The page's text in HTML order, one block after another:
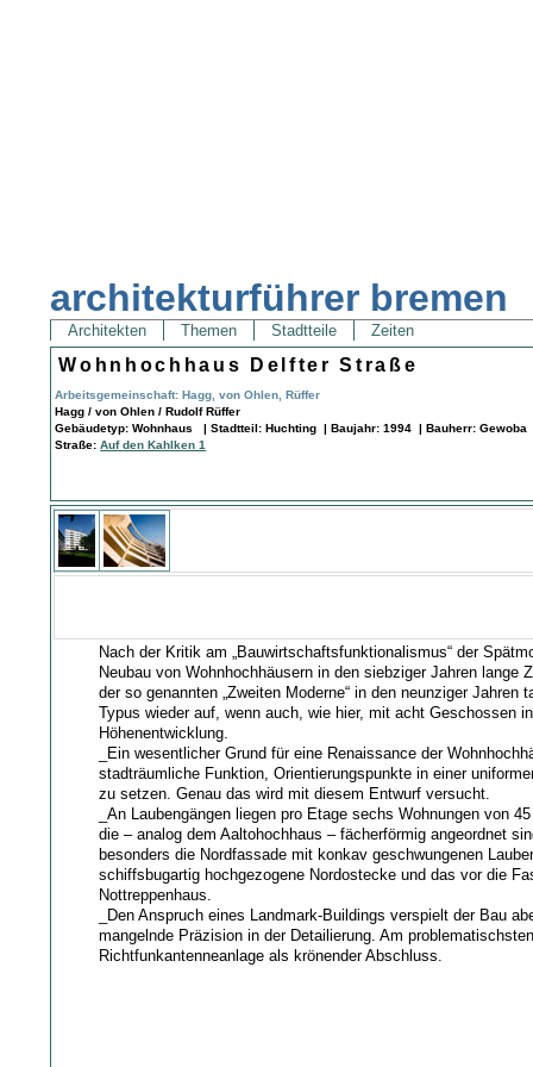
architekturführer bremen
Architekten Themen Stadtteile Zeiten
Wohnhochhaus Delfter Straße
Arbeitsgemeinschaft: Hagg, von Ohlen, Rüffer
Hagg / von Ohlen / Rudolf Rüffer
Gebäudetyp: Wohnhaus | Stadtteil: Huchting | Baujahr: 1994 | Bauherr: Gewoba
Straße:Auf den Kahlken 1
Nach der Kritik am „Bauwirtschaftsfunktionalismus“ der
Neubau von Wohnhochhäusern in den siebziger Jahren lange
der so genannten „Zweiten Moderne“ in den neunziger Jahren
Typus wieder auf, wenn auch, wie hier, mit acht Geschossen
Höhenentwicklung.
_Ein wesentlicher Grund für eine Renaissance der
stadträumliche Funktion, Orientierungspunkte in einer
zu setzen. Genau das wird mit diesem Entwurf versucht.
_An Laubengängen liegen pro Etage sechs Wohnungen von
die – analog dem Aaltohochhaus – fächerförmig angeordnet
besonders die Nordfassade mit konkav geschwungenen
schiffsbugartig hochgezogene Nordostecke und das vor die
Nottreppenhaus.
_Den Anspruch eines Landmark-Buildings verspielt der Bau
mangelnde Präzision in der Detailierung. Am
Richtfunkantenneanlage als krönender Abschluss.